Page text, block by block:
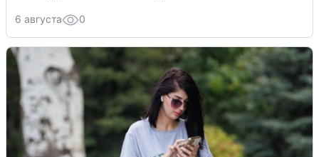
6 августа 0